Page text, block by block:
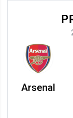
Arsenal